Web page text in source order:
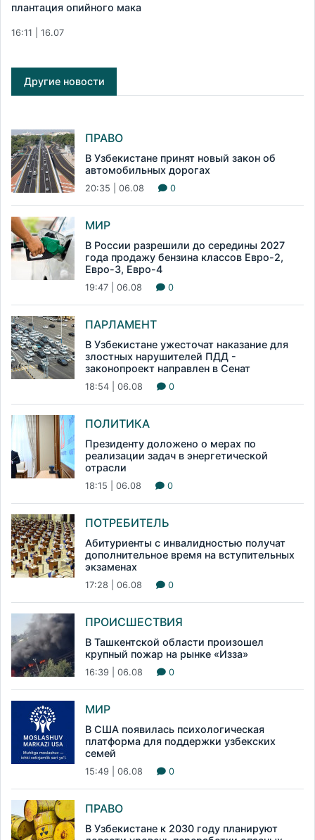
плантация опийного мака
16:11 | 16.07
Другие новости
ПРАВО
В Узбекистане принят новый закон об
автомобильных дорогах
20:35 | 06.08 0
МИР
В России разрешили до середины 2027
года продажу бензина классов Евро-2,
Евро-3, Евро-4
19:47 | 06.08 0
ПАРЛАМЕНТ
В Узбекистане ужесточат наказание для
злостных нарушителей ПДД -
законопроект направлен в Сенат
18:54 | 06.08 0
ПОЛИТИКА
Президенту доложено о мерах по
реализации задач в энергетической
отрасли
18:15 | 06.08 0
ПОТРЕБИТЕЛЬ
Абитуриенты с инвалидностью получат
дополнительное время на вступительных
экзаменах
17:28 | 06.08 0
ПРОИСШЕСТВИЯ
В Ташкентской области произошел
крупный пожар на рынке «Изза»
16:39 | 06.08 0
МИР
В США появилась психологическая
платформа для поддержки узбекских
семей
15:49 | 06.08 0
ПРАВО
В Узбекистане к 2030 году планируют